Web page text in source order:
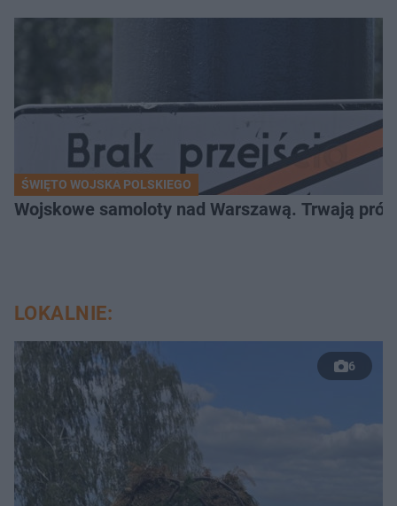
ŚWIĘTO WOJSKA POLSKIEGO
Wojskowe samoloty nad Warszawą. Trwają
LOKALNIE:
6